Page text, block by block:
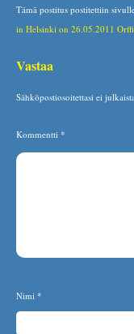
Tämä postitus postitettiin
in Helsinki on 26.05.2011
Vastaa
Sähköpostiosoitettasi ei julkaista.
Kommentti *
Nimi *